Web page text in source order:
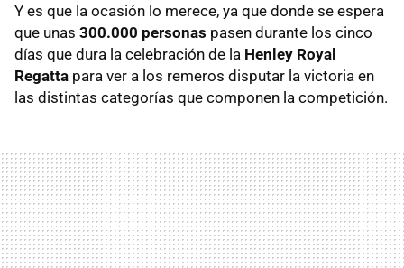
Y es que la ocasión lo merece, ya que donde se espera
que unas 300.000 personas pasen durante los cinco
días que dura la celebración de la Henley Royal
Regatta para ver a los remeros disputar la victoria en
las distintas categorías que componen la competición.